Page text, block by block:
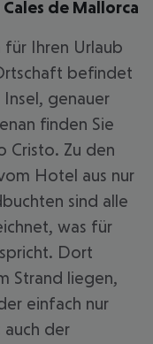
de Mallorca
Ihren Urlaub
befindet
genauer
finden Sie
Cristo. Zu den
Hotel aus nur
sind alle
was für
Dort
Strand liegen,
einfach nur
auch der